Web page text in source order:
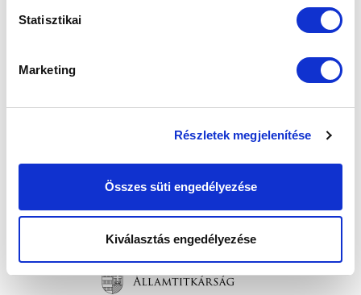
Statisztikai
Marketing
Részletek megjelenítése
Összes süti engedélyezése
Kiválasztás engedélyezése